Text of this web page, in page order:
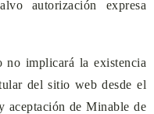
autorización expresa
no implicará la existencia
del sitio web desde el
aceptación deMinable de